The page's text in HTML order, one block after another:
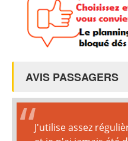
AVIS PASSAGERS